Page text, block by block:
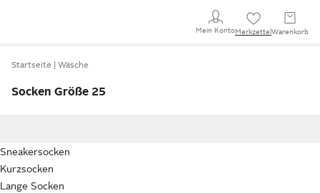
Mein KontoMerkzettel Warenkorb
Startseite Wäsche
Socken Größe 25
Sneakersocken
Kurzsocken
Lange Socken